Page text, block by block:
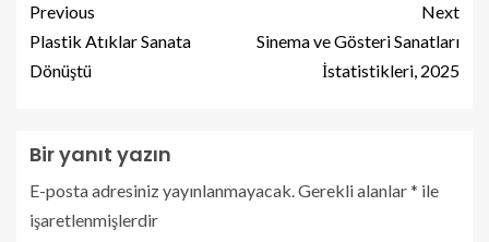
Previous
Plastik Atıklar Sanata
Dönüştü
Next
Sinema ve Gösteri Sanatları
İstatistikleri, 2025
Bir yanıt yazın
E-posta adresiniz yayınlanmayacak. Gerekli alanlar* ile
işaretlenmişlerdir